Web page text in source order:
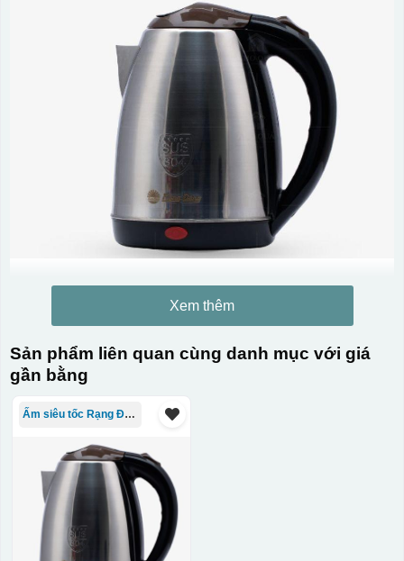
Xem thêm
Sản phẩm liên quan cùng danh mục với giá
gần bằng
Ấm siêu tốc Rạng Đông